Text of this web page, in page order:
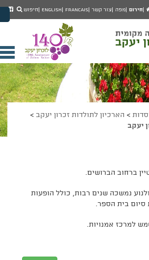
עמוד
הבית
חירום מפה צור קשר Francais
English חיפוש
> הארכיון לתולדות זכרון יעקב >
יעקב
ברחוב הברושים.
נמשכה שנים רבות, כולל הופעות
סיום בית הספר.
למרכז אמנויות.